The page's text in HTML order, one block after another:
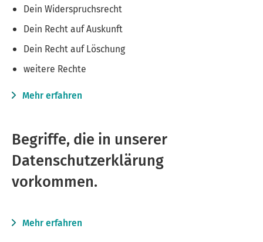
Dein Widerspruchsrecht
Dein Recht auf Auskunft
Dein Recht auf Löschung
weitere Rechte
Mehr erfahren
Begriffe, die in unserer
Datenschutzerklärung
vorkommen.
Mehr erfahren